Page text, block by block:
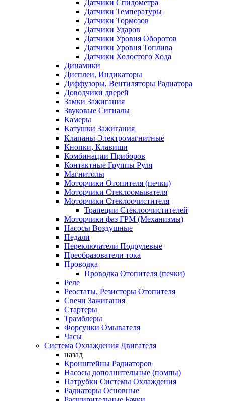
Датчики Спидометра
Датчики Температуры
Датчики Тормозов
Датчики Ударов
Датчики Уровня Оборотов
Датчики Уровня Топлива
Датчики Холостого Хода
Динамики
Дисплеи, Индикаторы
Диффузоры, Вентиляторы Радиатора
Доводчики дверей
Замки Зажигания
Звуковые Сигналы
Камеры
Катушки Зажигания
Клапаны Электромагнитные
Кнопки, Клавиши
Комбинации Приборов
Контактные Группы Руля
Магнитолы
Моторчики Отопителя (печки)
Моторчики Стеклоомывателя
Моторчики Стеклоочистителя
Трапеции Стеклоочистителей
Моторчики фаз ГРМ (Механизмы)
Насосы Воздушные
Педали
Переключатели Подрулевые
Преобразователи тока
Проводка
Проводка Отопителя (печки)
Реле
Реостаты, Резисторы Отопителя
Свечи Зажигания
Стартеры
Трамблеры
Форсунки Омывателя
Часы
Система Охлаждения Двигателя
назад
Кронштейны Радиаторов
Насосы дополнительные (помпы)
Патрубки Системы Охлаждения
Радиаторы Основные